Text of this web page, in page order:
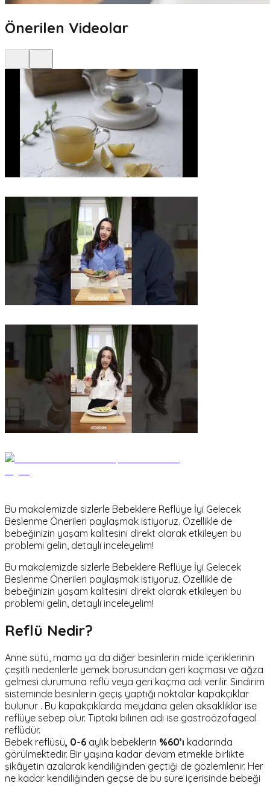
Önerilen Videolar
Bu makalemizde sizlerle Bebeklere Reflüye İyi Gelecek
Beslenme Önerileri paylaşmak istiyoruz. Özellikle de
bebeğinizin yaşam kalitesini direkt olarak etkileyen bu
problemi gelin, detaylı inceleyelim!
Bu makalemizde sizlerle Bebeklere Reflüye İyi Gelecek
Beslenme Önerileri paylaşmak istiyoruz. Özellikle de
bebeğinizin yaşam kalitesini direkt olarak etkileyen bu
problemi gelin, detaylı inceleyelim!
Reflü Nedir?
Anne sütü, mama ya da diğer besinlerin mide içeriklerinin
çeşitli nedenlerle yemek borusundan geri kaçması ve ağza
gelmesi durumuna reflü veya geri kaçma adı verilir. Sindirim
sisteminde besinlerin geçiş yaptığı noktalar kapakçıklar
bulunur . Bu kapakçıklarda meydana gelen aksaklıklar ise
reflüye sebep olur. Tıptaki bilinen adı ise gastroözofageal
reflüdür.
Bebek reflüsü, 0-6 aylık bebeklerin %60’ı kadarında
görülmektedir. Bir yaşına kadar devam etmekle birlikte
şikâyetin azalarak kendiliğinden geçtiği de gözlemlenir. Her
ne kadar kendiliğinden geçse de bu süre içerisinde bebeği